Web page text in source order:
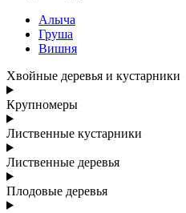
Алыча
Груша
Вишня
Хвойные деревья и кустарники
Крупномеры
Лиственные кустарники
Лиственные деревья
Плодовые деревья